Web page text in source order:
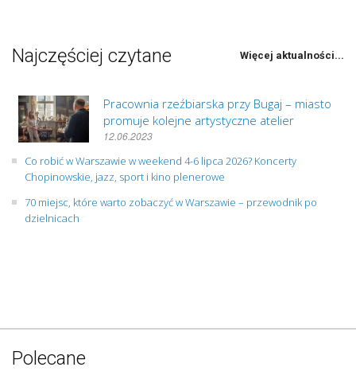
Najczęściej czytane Więcej aktualności...
Pracownia rzeźbiarska przy Bugaj – miasto
promuje kolejne artystyczne atelier
12.06.2023
Co robić w Warszawie w weekend 4-6 lipca 2026? Koncerty
Chopinowskie, jazz, sport i kino plenerowe
70 miejsc, które warto zobaczyć w Warszawie – przewodnik po
dzielnicach
Polecane